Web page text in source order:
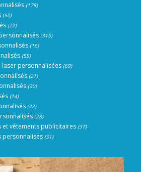
(178)
(50)
(22)
(315)
(16)
(55)
personnalisées (69)
(21)
(30)
(14)
(22)
(28)
et vêtements publicitaires (37)
personnalisés (51)